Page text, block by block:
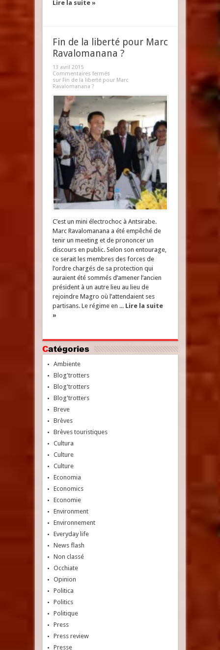
Lire la suite »
Fin de la liberté pour Marc
Ravalomanana ?
13 avril 2015
Commentaires fermés
sur Fin de la liberté pour Marc
Ravalomanana ?
C’est un mini électrochoc à Antsirabe.
Marc Ravalomanana a été empêché de
tenir un meeting et de prononcer un
discours en public. Selon son entourage,
ce serait les membres des forces de
l’ordre chargés de sa protection qui
auraient été sommés d’amener l’ancien
président à un autre lieu au lieu de
rejoindre Magro où l’attendaient ses
partisans. Le régime en ... Lire la suite
»
Catégories
Ambiente
Blog'trotters
Blog'trotters
Blog'trotters
Breve
Brèves
Brèves touristiques
Cultura
Culture
Culture
Economia
Economics
Economie
Environment
Environnement
Everyday life
News flash
Non classé
Occhiate
Opinion
Politica
Politics
Politique
Press
Press review
Presse